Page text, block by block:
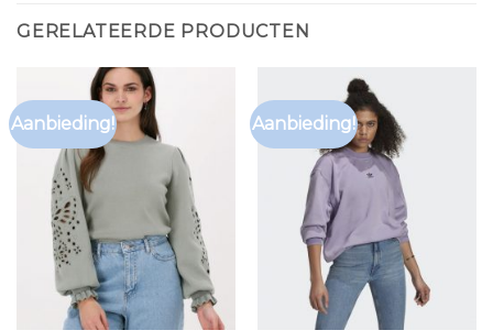
GERELATEERDE PRODUCTEN
Aanbieding! Aanbieding!